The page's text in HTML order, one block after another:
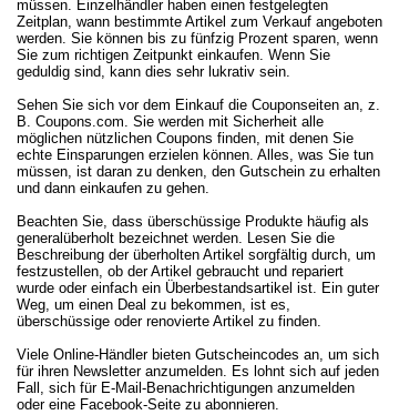
müssen. Einzelhändler haben einen festgelegten
Zeitplan, wann bestimmte Artikel zum Verkauf angeboten
werden. Sie können bis zu fünfzig Prozent sparen, wenn
Sie zum richtigen Zeitpunkt einkaufen. Wenn Sie
geduldig sind, kann dies sehr lukrativ sein.
Sehen Sie sich vor dem Einkauf die Couponseiten an, z.
B. Coupons.com. Sie werden mit Sicherheit alle
möglichen nützlichen Coupons finden, mit denen Sie
echte Einsparungen erzielen können. Alles, was Sie tun
müssen, ist daran zu denken, den Gutschein zu erhalten
und dann einkaufen zu gehen.
Beachten Sie, dass überschüssige Produkte häufig als
generalüberholt bezeichnet werden. Lesen Sie die
Beschreibung der überholten Artikel sorgfältig durch, um
festzustellen, ob der Artikel gebraucht und repariert
wurde oder einfach ein Überbestandsartikel ist. Ein guter
Weg, um einen Deal zu bekommen, ist es,
überschüssige oder renovierte Artikel zu finden.
Viele Online-Händler bieten Gutscheincodes an, um sich
für ihren Newsletter anzumelden. Es lohnt sich auf jeden
Fall, sich für E-Mail-Benachrichtigungen anzumelden
oder eine Facebook-Seite zu abonnieren.